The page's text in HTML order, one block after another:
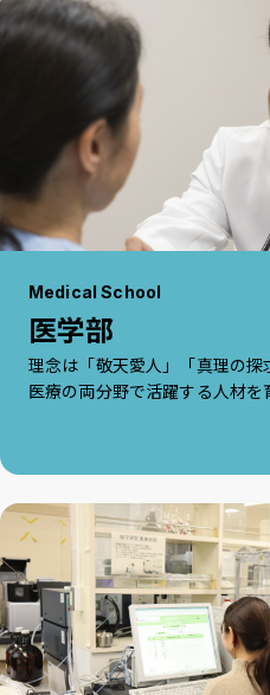
Medical School
医学部
理念は「敬天愛人」「真理の
医療の両分野で活躍する人材を